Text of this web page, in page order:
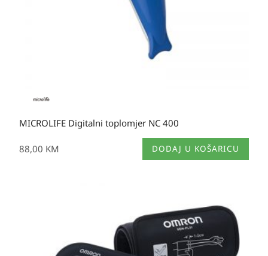
MICROLIFE Digitalni toplomjer NC 400
88,00 KM DODAJ U KOŠARICU